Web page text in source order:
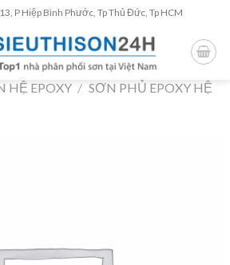
P Hiệp Bình Phước, Tp Thủ Đức, Tp HCM
HỆ EPOXY / SƠN PHỦ EPOXY HỆ